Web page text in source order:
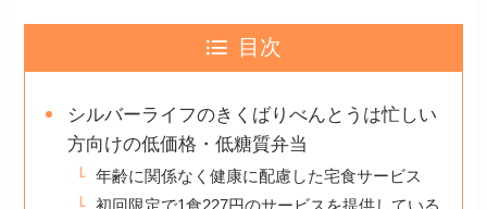
目次
シルバーライフのきくばりべんとうは忙しい
方向けの低価格・低糖質弁当
年齢に関係なく健康に配慮した宅食サービス